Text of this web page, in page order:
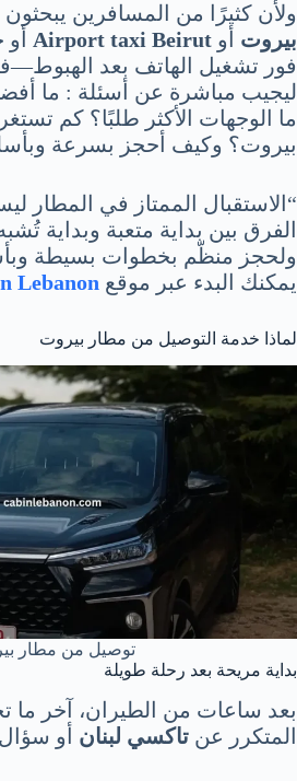
ولأن كثيرًا من المسافرين
بيروت أو Airport taxi Beirut
فور تشغيل الهاتف بعد
ليجيب مباشرة عن أسئلة : ما
ما الوجهات الأكثر طلبًا؟ كم
بيروت؟ وكيف أحجز بسرعة
“الاستقبال الممتاز في المطار
الفرق بين بداية متعبة وبداية
ولحجز منظّم بخطوات بسيطة
يمكنك البدء عبر موقع Lebanon
لماذا خدمة التوصيل من مطار بيروت
توصيل من مطار
بداية مريحة بعد رحلة طويلة
بعد ساعات من الطيران، آخر ما
المتكرر عن تاكسي لبنان أو